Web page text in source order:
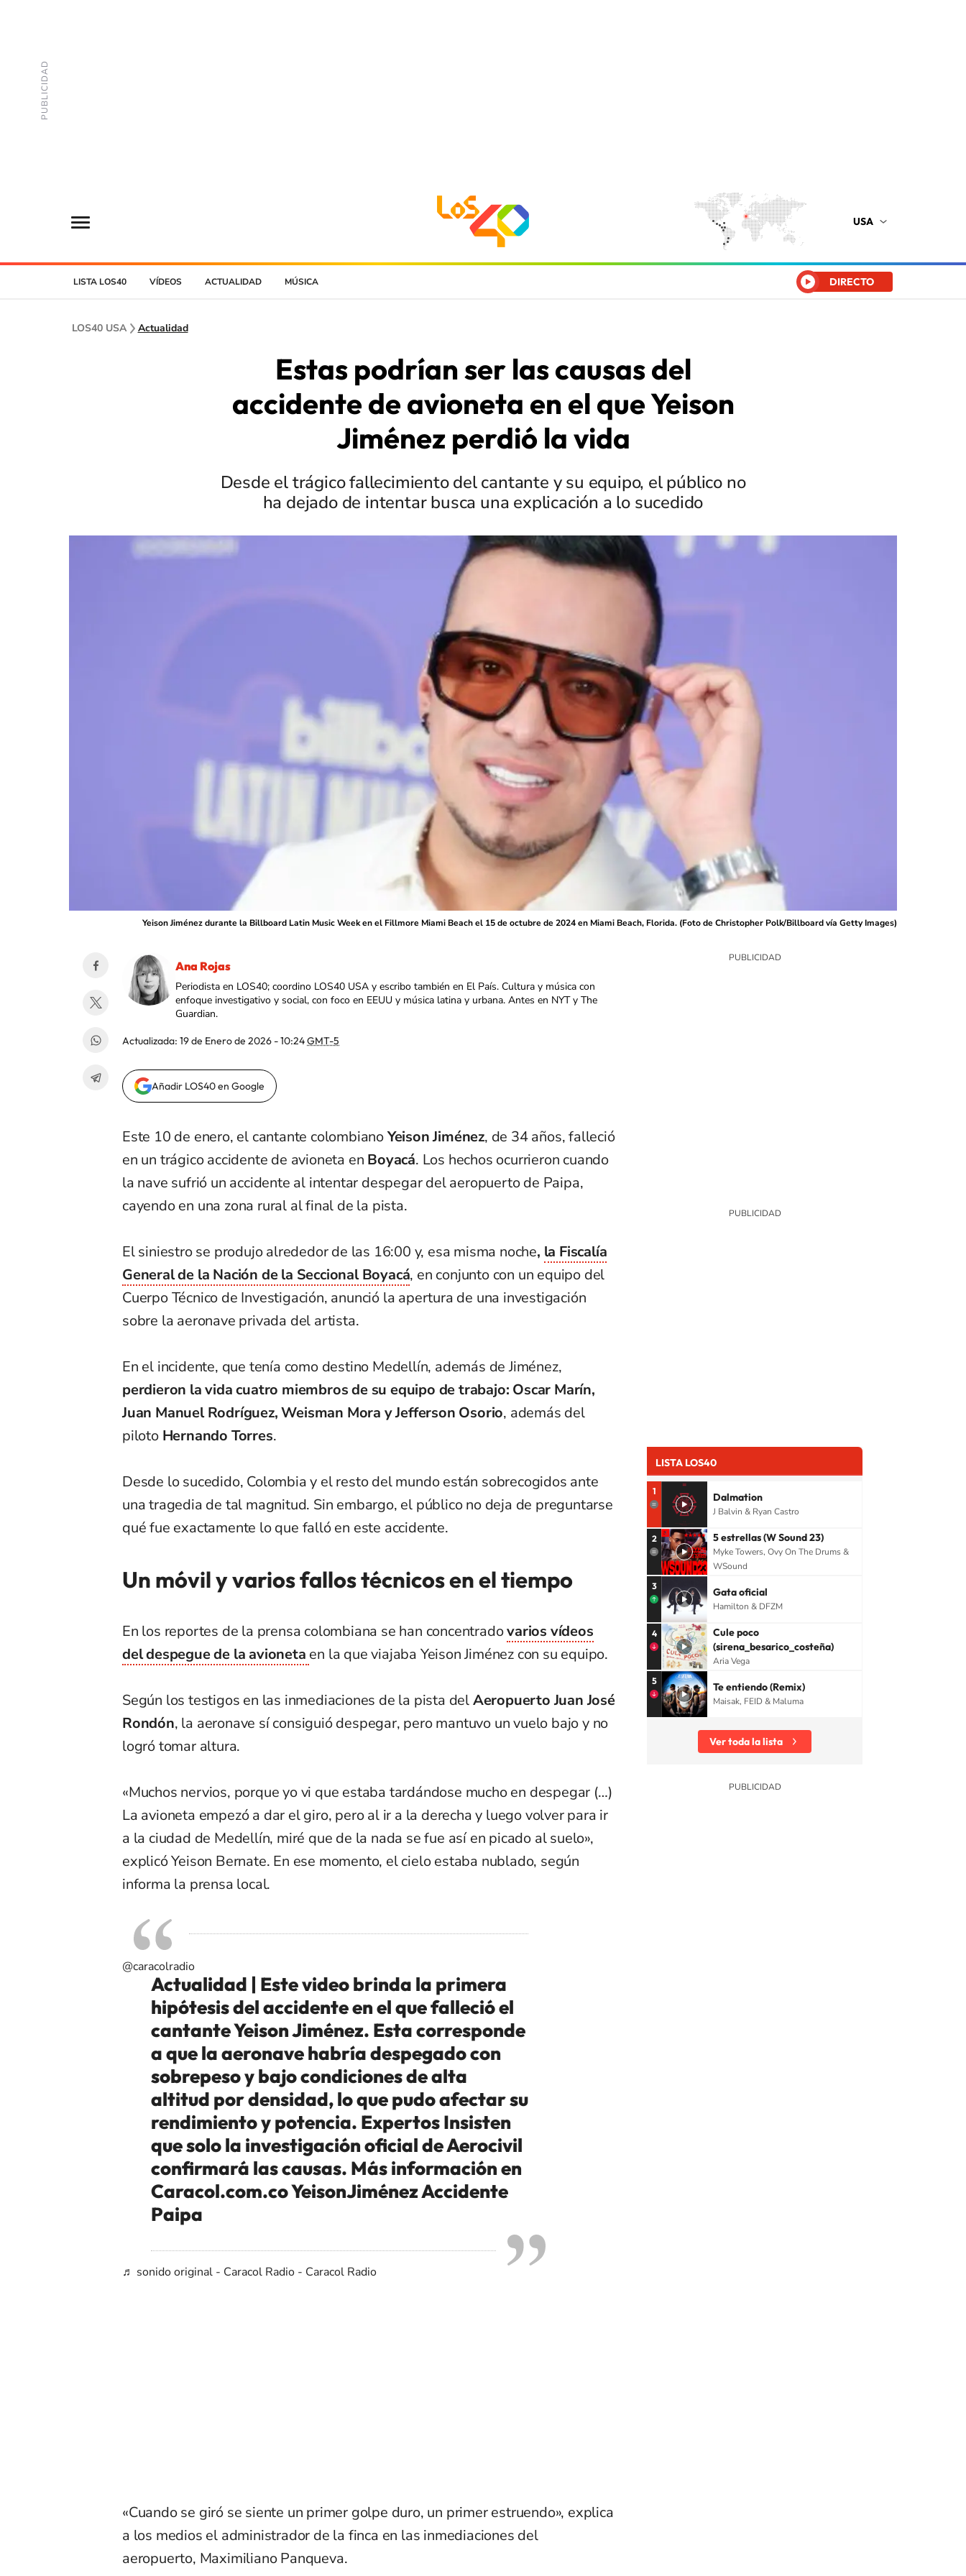
USA
LISTA LOS40 VÍDEOS ACTUALIDAD MÚSICA DIRECTO
LOS40 USA Actualidad
Estas podrían ser las causas del
accidente de avioneta en el que Yeison
Jiménez perdió la vida
Desde el trágico fallecimiento del cantante y su equipo, el público no
ha dejado de intentar busca una explicación a lo sucedido
Yeison Jiménez durante la Billboard Latin Music Week en el Fillmore Miami Beach el 15 de octubre de 2024 en Miami Beach, Florida. (Foto de Christopher Polk/Billboard vía Getty Images)
Ana Rojas
Periodista en LOS40; coordino LOS40 USA y escribo también en El País. Cultura y música con
enfoque investigativo y social, con foco en EEUU y música latina y urbana. Antes en NYT y The
Guardian.
Actualizada: 19 de Enero de 2026 - 10:24GMT-5
Añadir LOS40 en Google
Este 10 de enero, el cantante colombianoYeison Jiménez, de 34 años, falleció
en un trágico accidente de avioneta en Boyacá. Los hechos ocurrieron cuando
la nave sufrió un accidente al intentar despegar del aeropuerto de Paipa,
cayendo en una zona rural al final de la pista.
El siniestro se produjo alrededor de las 16:00 y, esa misma noche, la Fiscalía
General de la Nación de la Seccional Boyacá, en conjunto con un equipo del
Cuerpo Técnico de Investigación, anunció la apertura de una investigación
sobre la aeronave privada del artista.
En el incidente, que tenía como destino Medellín, además de Jiménez,
perdieron la vida cuatro miembros de su equipo de trabajo: Oscar Marín,
Juan Manuel Rodríguez, Weisman Mora y Jefferson Osorio, además del
piloto Hernando Torres.
Desde lo sucedido, Colombia y el resto del mundo están sobrecogidos ante
una tragedia de tal magnitud. Sin embargo, el público no deja de preguntarse
qué fue exactamente lo que falló en este accidente.
Un móvil y varios fallos técnicos en el tiempo
En los reportes de la prensa colombiana se han concentradovarios vídeos
del despegue de la avioneta en la que viajaba Yeison Jiménez con su equipo.
Según los testigos en las inmediaciones de la pista delAeropuerto Juan José
Rondón, la aeronave sí consiguió despegar, pero mantuvo un vuelo bajo y no
logró tomar altura.
«Muchos nervios, porque yo vi que estaba tardándose mucho en despegar (…)
La avioneta empezó a dar el giro, pero al ir a la derecha y luego volver para ir
a la ciudad de Medellín, miré que de la nada se fue así en picado al suelo»,
explicó Yeison Bernate. En ese momento, el cielo estaba nublado, según
informa la prensa local.
@caracolradio
Actualidad | Este video brinda la primera
hipótesis del accidente en el que falleció el
cantante Yeison Jiménez. Esta corresponde
a que la aeronave habría despegado con
sobrepeso y bajo condiciones de alta
altitud por densidad, lo que pudo afectar su
rendimiento y potencia. Expertos Insisten
que solo la investigación oficial de Aerocivil
confirmará las causas. Más información en
Caracol.com.co YeisonJiménez Accidente
Paipa
♬ sonido original - Caracol Radio - Caracol Radio
«Cuando se giró se siente un primer golpe duro, un primer estruendo», explica
a los medios el administrador de la finca en las inmediaciones del
aeropuerto, Maximiliano Panqueva.
LISTA LOS40
1 Dalmation
J Balvin & Ryan Castro
2 5 estrellas (W Sound 23)
Myke Towers, Ovy On The Drums &
WSound
3 Gata oficial
Hamilton & DFZM
4
Cule poco
(sirena_besarico_costeña)
Aria Vega
5 Te entiendo (Remix)
Maisak, FEID & Maluma
Ver toda la lista